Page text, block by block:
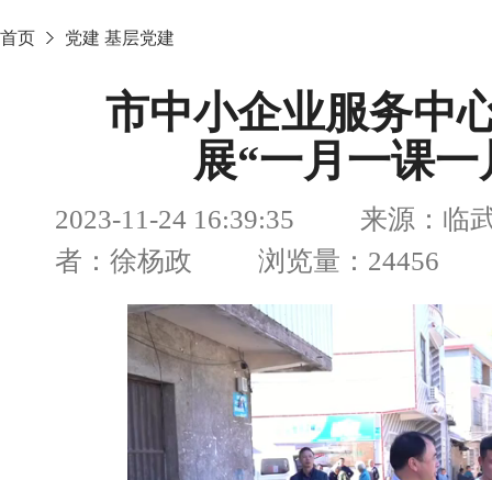
首页 党建 基层党建
市中小企业服务中
展“一月一课
2023-11-24 16:39:35 来源：临武
者：徐杨政 浏览量：24456